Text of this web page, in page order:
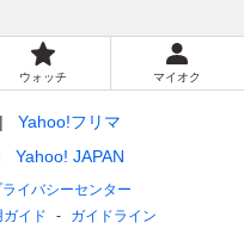
ウォッチ マイオク
Yahoo!フリマ
Yahoo! JAPAN
ライバシーセンター
イド ガイドライン